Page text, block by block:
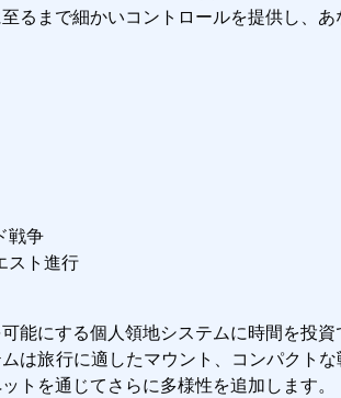
るまで細かいコントロールを提供し、
戦争
スト進行
にする個人領地システムに時間を投資
は旅行に適したマウント、コンパクト
トを通じてさらに多様性を追加します。